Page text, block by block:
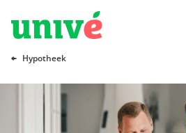
Naar hoofdinhoud
Naar hoofdnavigatie
Naar footer
Hypotheek